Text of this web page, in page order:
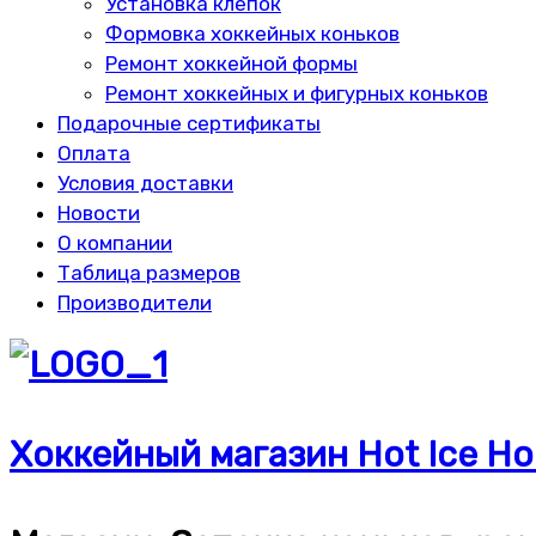
Формовка хоккейных коньков
Ремонт хоккейной формы
Ремонт хоккейных и фигурных коньков
Подарочные сертификаты
Оплата
Условия доставки
Новости
О компании
Таблица размеров
Производители
Хоккейный магазин Hot Ice